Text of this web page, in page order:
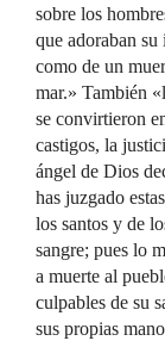
sobre los
que adoraban
como de un
mar.» También
se convirtieron
castigos, la
ángel de Dios
has juzgado
los santos y de
sangre; pues lo
a muerte al
culpables de su
sus propias